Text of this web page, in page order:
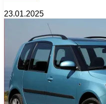
23.01.2025